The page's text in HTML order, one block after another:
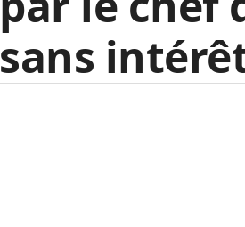
sans